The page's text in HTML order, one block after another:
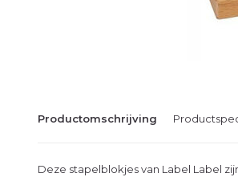
Productomschrijving
Deze stapelblokjes van Label Label